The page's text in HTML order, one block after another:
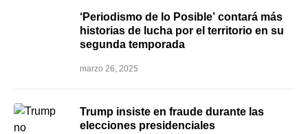
‘Periodismo de lo Posible’ contará más
historias de lucha por el territorio en su
segunda temporada
marzo 26, 2025
Trump insiste en fraude durante las
elecciones presidenciales